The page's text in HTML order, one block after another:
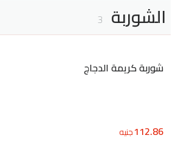
الشوربة 3
شوربة كريمة الدجاج
112.86جنيه